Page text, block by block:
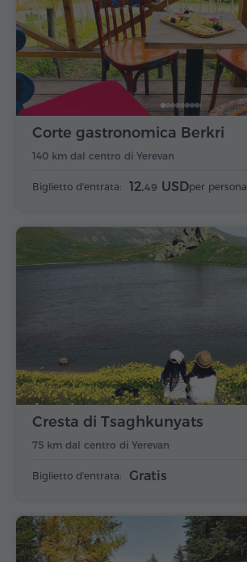
140 km dal centro di Yerevan
Corte gastronomica Berkri
Biglietto d'entrata: 12.49 USDper persona
75 km dal centro di Yerevan
Cresta di Tsaghkunyats
Biglietto d'entrata: Gratis